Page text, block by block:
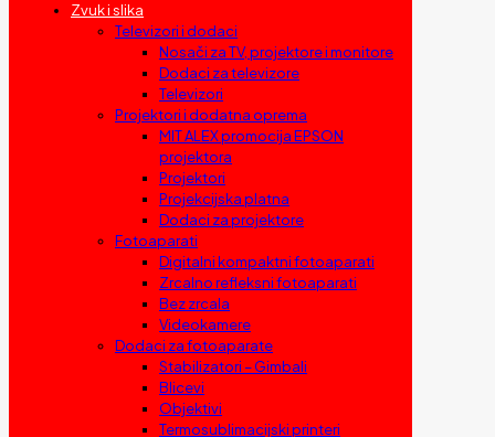
Zvuk i slika
Televizori i dodaci
Nosači za TV, projektore i monitore
Dodaci za televizore
Televizori
Projektori i dodatna oprema
MIT ALEX promocija EPSON
projektora
Projektori
Projekcijska platna
Dodaci za projektore
Fotoaparati
Digitalni kompaktni fotoaparati
Zrcalno refleksni fotoaparati
Bez zrcala
Videokamere
Dodaci za fotoaparate
Stabilizatori – Gimbali
Blicevi
Objektivi
Termosublimacijski printeri